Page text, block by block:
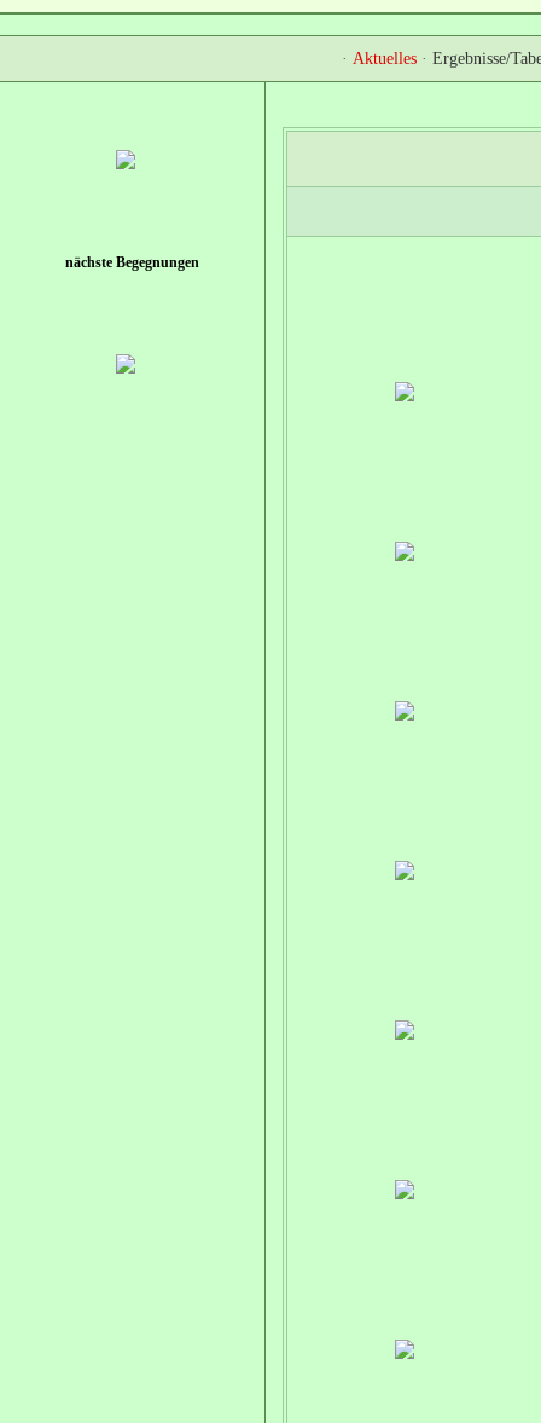
· Aktuelles · Ergebnisse/
nächste Begegnungen